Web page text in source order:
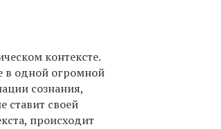
контексте.
в одной огромной
сознания,
ставит своей
происходит